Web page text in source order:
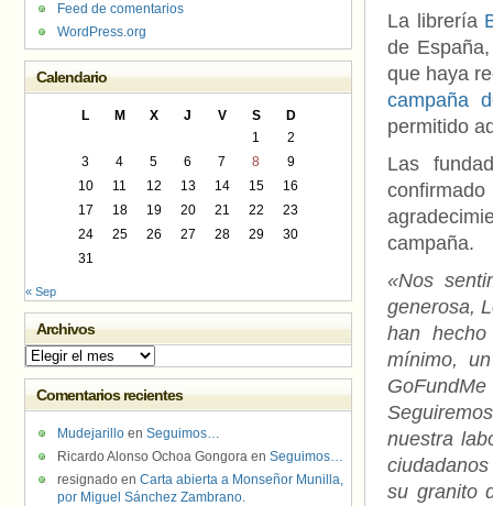
La librería
de
que haya
campaña
permitido
Las
campaña.
«Nos
generosa,
han
mínimo,
nuestra
su granito
Feed de comentarios
WordPress.org
Calendario
L M X J V S
D
1
2
3
4 5 6 7 8
9
10
11 12 13 14 15
16
17
18 19 20 21 22
23
24
25 26 27 28 29
30
31
« Sep
Archivos
Archivos
Comentarios recientes
Mudejarillo en Seguimos…
Ricardo Alonso Ochoa Gongora en Seguimos…
resignado en Carta abierta a Monseñor Munilla,
por Miguel Sánchez Zambrano.